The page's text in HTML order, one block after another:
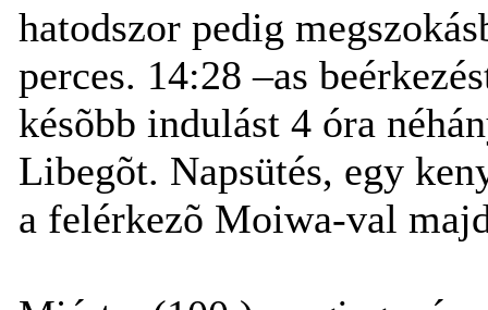
hatodszor pedig
perces. 14:28 –as
késõbb indulást 4 óra
Libegõt. Napsütés, egy
a felérkezõ Moiwa-val